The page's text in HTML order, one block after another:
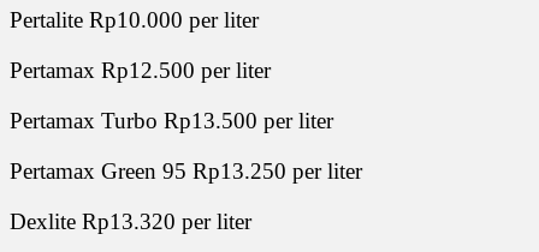
Pertalite Rp10.000 per liter
Pertamax Rp12.500 per liter
Pertamax Turbo Rp13.500 per liter
Pertamax Green 95 Rp13.250 per liter
Dexlite Rp13.320 per liter